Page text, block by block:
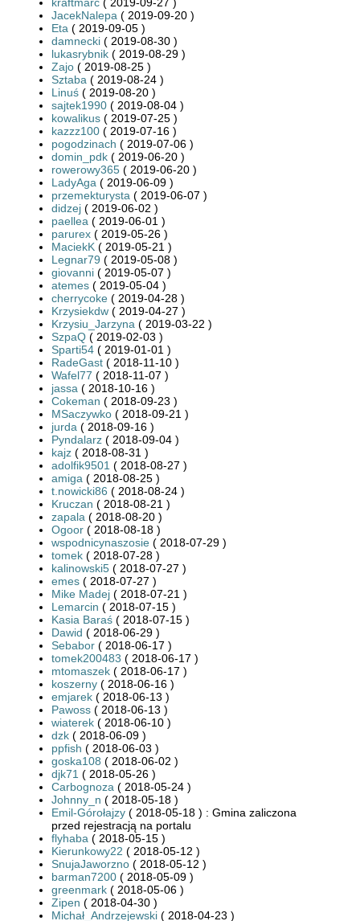
JacekNalepa ( 2019-09-20 )
Eta ( 2019-09-05 )
damnecki ( 2019-08-30 )
lukasrybnik ( 2019-08-29 )
Zajo ( 2019-08-25 )
Sztaba ( 2019-08-24 )
Linuś ( 2019-08-20 )
sajtek1990 ( 2019-08-04 )
kowalikus ( 2019-07-25 )
kazzz100 ( 2019-07-16 )
pogodzinach ( 2019-07-06 )
domin_pdk ( 2019-06-20 )
rowerowy365 ( 2019-06-20 )
LadyAga ( 2019-06-09 )
przemekturysta ( 2019-06-07 )
didzej ( 2019-06-02 )
paellea ( 2019-06-01 )
parurex ( 2019-05-26 )
MaciekK ( 2019-05-21 )
Legnar79 ( 2019-05-08 )
giovanni ( 2019-05-07 )
atemes ( 2019-05-04 )
cherrycoke ( 2019-04-28 )
Krzysiekdw ( 2019-04-27 )
Krzysiu_Jarzyna ( 2019-03-22 )
SzpaQ ( 2019-02-03 )
Sparti54 ( 2019-01-01 )
RadeGast ( 2018-11-10 )
Wafel77 ( 2018-11-07 )
jassa ( 2018-10-16 )
Cokeman ( 2018-09-23 )
MSaczywko ( 2018-09-21 )
jurda ( 2018-09-16 )
Pyndalarz ( 2018-09-04 )
kajz ( 2018-08-31 )
adolfik9501 ( 2018-08-27 )
amiga ( 2018-08-25 )
t.nowicki86 ( 2018-08-24 )
Kruczan ( 2018-08-21 )
zapala ( 2018-08-20 )
Ogoor ( 2018-08-18 )
wspodnicynaszosie ( 2018-07-29 )
tomek ( 2018-07-28 )
kalinowski5 ( 2018-07-27 )
emes ( 2018-07-27 )
Mike Madej ( 2018-07-21 )
Lemarcin ( 2018-07-15 )
Kasia Baraś ( 2018-07-15 )
Dawid ( 2018-06-29 )
Sebabor ( 2018-06-17 )
tomek200483 ( 2018-06-17 )
mtomaszek ( 2018-06-17 )
koszerny ( 2018-06-16 )
emjarek ( 2018-06-13 )
Pawoss ( 2018-06-13 )
wiaterek ( 2018-06-10 )
dzk ( 2018-06-09 )
ppfish ( 2018-06-03 )
goska108 ( 2018-06-02 )
djk71 ( 2018-05-26 )
Carbognoza ( 2018-05-24 )
Johnny_n ( 2018-05-18 )
Emil-Górołajzy ( 2018-05-18 ) : Gmina zaliczona
przed rejestracją na portalu
flyhaba ( 2018-05-15 )
Kierunkowy22 ( 2018-05-12 )
SnujaJaworzno ( 2018-05-12 )
barman7200 ( 2018-05-09 )
greenmark ( 2018-05-06 )
Zipen ( 2018-04-30 )
Michał_Andrzejewski ( 2018-04-23 )